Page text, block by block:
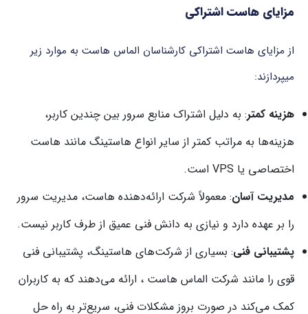
مزایای هاست اشتراکی
از مزایای هاست اشتراکی کارشناسان الماس هاست به موارد زیر
میپردازند:
هزینه کمتر: به دلیل اشتراک منابع سرور بین چندین کاربر،
هزینه‌ها به مراتب کمتر از سایر انواع هاستینگ مانند هاست
اختصاصی یا VPS است.
مدیریت آسان: معمولاً شرکت ارائه‌دهنده هاست، مدیریت سرور
را بر عهده دارد و نیازی به دانش فنی عمیق از طرف کاربر نیست.
پشتیبانی فنی: بسیاری از شرکت‌های هاستینگ، پشتیبانی فنی
قوی را مانند شرکت الماس هاست ، ارائه می‌دهند که به کاربران
کمک می‌کند در صورت بروز مشکلات فنی، سریع‌تر به راه حل